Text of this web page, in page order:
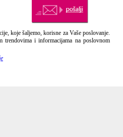
koje šaljemo, korisne za Vaše poslovanje.
i informacijama na poslovnom